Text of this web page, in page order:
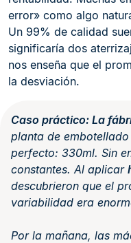
error» como algo
Un 99% de calidad
significaría dos
nos enseña que el
la desviación.
Caso práctico: La
planta de
perfecto: 330ml. Sin
constantes. Al aplicar
descubrieron que el
variabilidad era
Por la mañana, las